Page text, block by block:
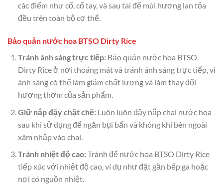
các điểm như cổ, cổ tay, và sau tai để mùi hương lan tỏa
đều trên toàn bộ cơ thể.
Bảo quản nước hoa BTSO Dirty Rice
Tránh ánh sáng trực tiếp:Bảo quản nước hoa BTSO
Dirty Rice ở nơi thoáng mát và tránh ánh sáng trực tiếp, vì
ánh sáng có thể làm giảm chất lượng và làm thay đổi
hương thơm của sản phẩm.
Giữ nắp đậy chặt chẽ:Luôn luôn đậy nắp chai nước hoa
sau khi sử dụng để ngăn bụi bẩn và không khí bên ngoài
xâm nhập vào chai.
Tránh nhiệt độ cao:Tránh để nước hoa BTSO Dirty Rice
tiếp xúc với nhiệt độ cao, ví dụ như đặt gần bếp ga hoặc
nơi có nguồn nhiệt.